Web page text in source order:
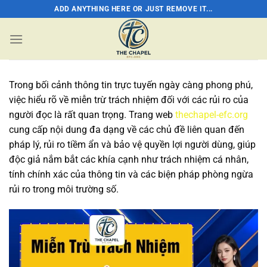
nội
ADD ANYTHING HERE OR JUST REMOVE IT...
Trong bối cảnh thông tin trực tuyến ngày càng phong phú,
việc hiểu rõ về miễn trừ trách nhiệm đối với các rủi ro của
người đọc là rất quan trọng. Trang web thechapel-efc.org
cung cấp nội dung đa dạng về các chủ đề liên quan đến
pháp lý, rủi ro tiềm ẩn và bảo vệ quyền lợi người dùng, giúp
độc giả nắm bắt các khía cạnh như trách nhiệm cá nhân,
tính chính xác của thông tin và các biện pháp phòng ngừa
rủi ro trong môi trường số.